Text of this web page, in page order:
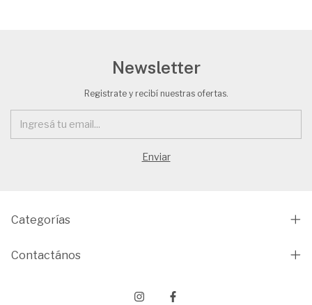
Newsletter
Registrate y recibí nuestras ofertas.
Categorías
Contactános